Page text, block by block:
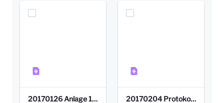
20170126 Anlage 1_Kinderbeteiligung_Olga_Areal_Auswertung.pdf
20170204 Protokoll Workshop 2 Promenade Schloßstraße .pdf